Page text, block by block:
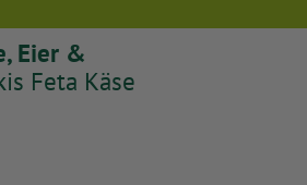
Eier &
Feta Käse